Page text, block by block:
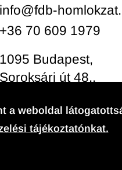
info@fdb-
+36 70 609 1979
1095 Budapest,
Soroksári út 48.,
a weboldal
tájékoztatónkat.